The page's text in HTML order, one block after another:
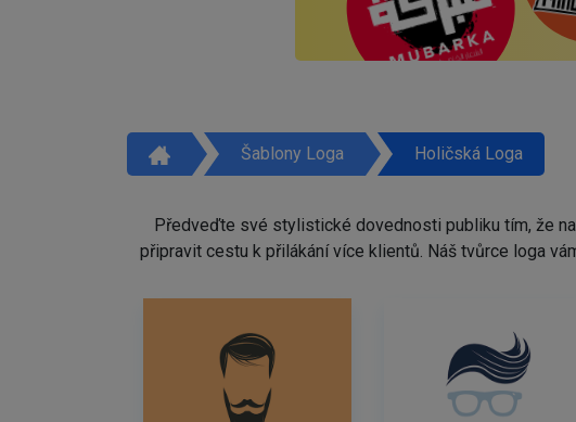
Šablony Loga Holičská Loga
Předveďte své stylistické dovednosti publiku tím, že
připravit cestu k přilákání více klientů. Náš tvůrce loga